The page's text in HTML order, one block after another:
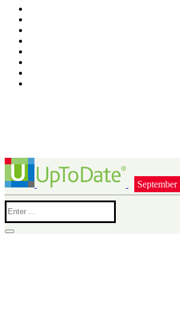
September